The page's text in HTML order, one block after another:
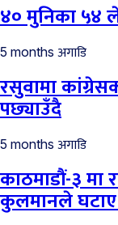
४० मुनिका ५४
5 months अगाडि
रसुवामा
पछ्याउँदै
5 months अगाडि
काठमाडौं-३ मा
कुलमानले घटाए